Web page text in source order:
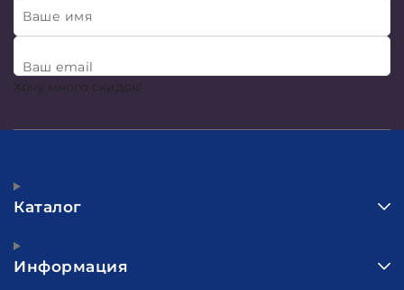
Ваше имя
Ваш email
Хочу много скидок!
Каталог
Информация